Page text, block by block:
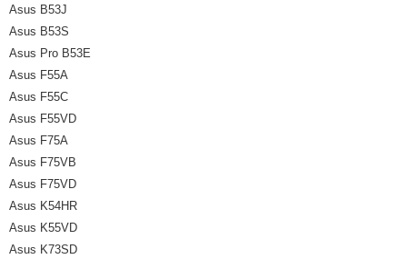
Asus B53J
Asus B53S
Asus Pro B53E
Asus F55A
Asus F55C
Asus F55VD
Asus F75A
Asus F75VB
Asus F75VD
Asus K54HR
Asus K55VD
Asus K73SD